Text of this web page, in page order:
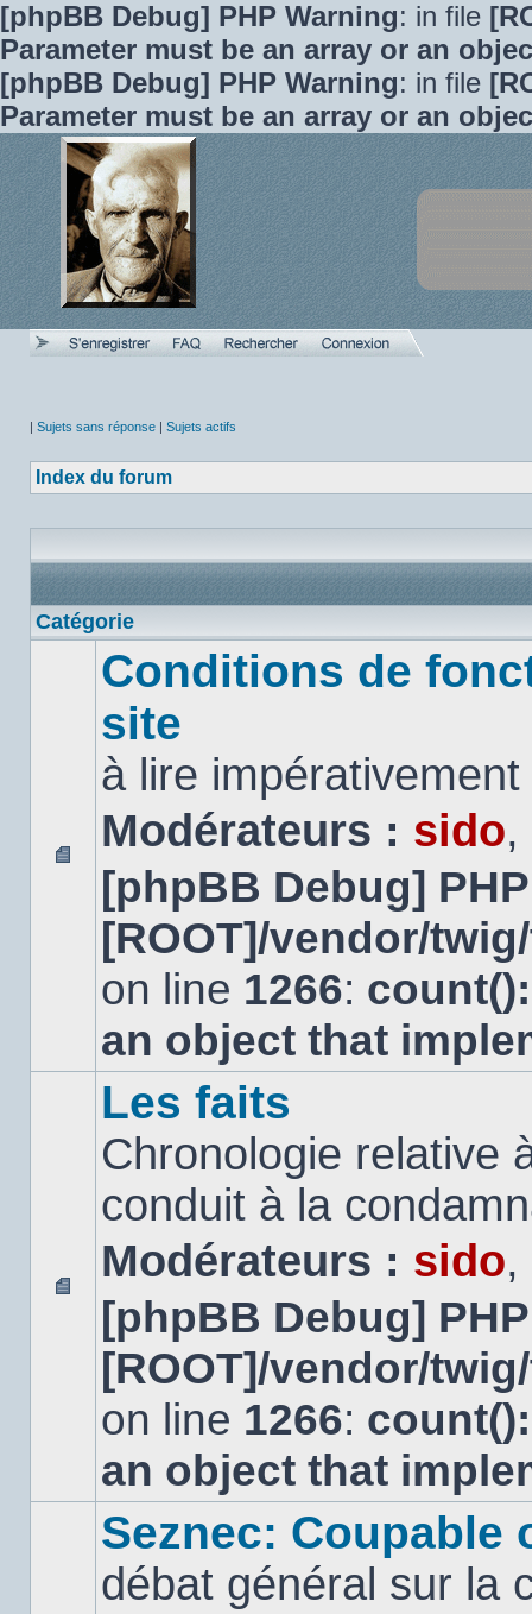
[phpBB Debug] PHP Warning: in file
Parameter must be an array or an
[phpBB Debug] PHP Warning: in file
Parameter must be an array or an
| Sujets sans réponse | Sujets actifs
Index du forum
Catégorie
Aucun
message
non
Conditions de
site
à lire impérativement
Modérateurs : sido,
[phpBB Debug]
[ROOT]/vendor/
on line 1266:
an object that
Aucun
message
non
Les faits
Chronologie relative
conduit à la
Modérateurs : sido,
[phpBB Debug]
[ROOT]/vendor/
on line 1266:
an object that
Seznec: Coupable
débat général sur la